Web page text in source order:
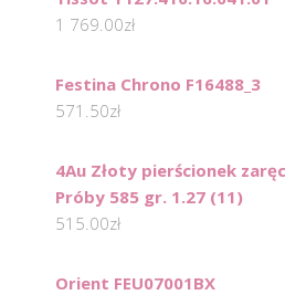
1 769.00zł
Festina Chrono F16488_3
571.50zł
4Au Złoty pierścionek
Próby 585 gr. 1.27 (11)
515.00zł
Orient FEU07001BX